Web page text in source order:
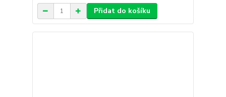
Přidat do košíku